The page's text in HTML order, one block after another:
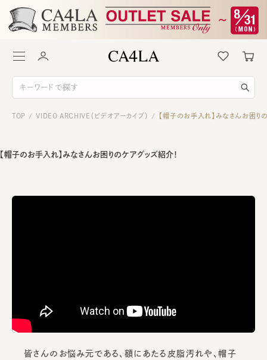
TOP / VIDEO ARCHIVE（ビデオアーカイブ） / 【帽子のお手入れ】みなさんお困り
【帽子のお手入れ】みなさんお困りのケアグッズ紹介！
皆さんのお悩み元である、額にあたる皮脂汚れや、帽子